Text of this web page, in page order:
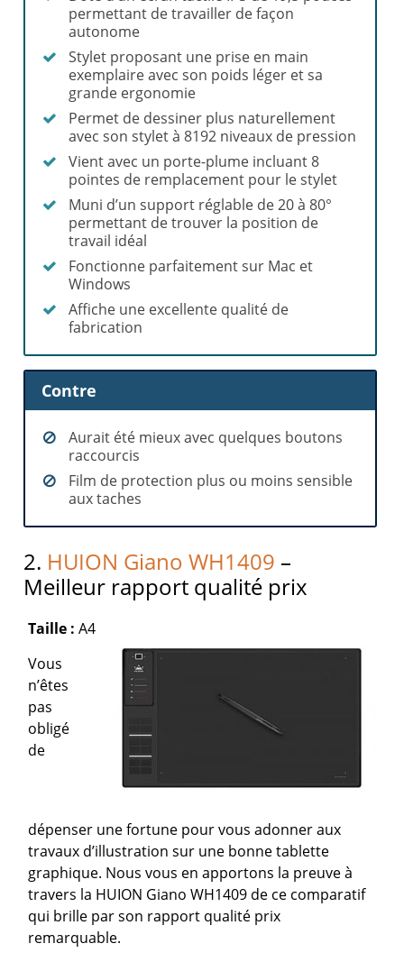
permettant de travailler de façon
autonome
Stylet proposant une prise en main
exemplaire avec son poids léger et sa
grande ergonomie
Permet de dessiner plus naturellement
avec son stylet à 8192 niveaux de pression
Vient avec un porte-plume incluant 8
pointes de remplacement pour le stylet
Muni d’un support réglable de 20 à 80°
permettant de trouver la position de
travail idéal
Fonctionne parfaitement sur Mac et
Windows
Affiche une excellente qualité de
fabrication
Contre
Aurait été mieux avec quelques boutons
raccourcis
Film de protection plus ou moins sensible
aux taches
2. HUION Giano WH1409 –
Meilleur rapport qualité prix
Taille :A4
Vous
n’êtes
pas
obligé
de
dépenser une fortune pour vous adonner aux
travaux d’illustration sur une bonne tablette
graphique. Nous vous en apportons la preuve à
travers la HUION Giano WH1409 de ce comparatif
qui brille par son rapport qualité prix
remarquable.